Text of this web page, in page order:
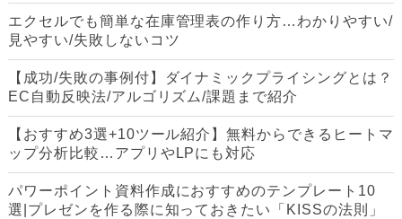
エクセルでも簡単な在庫管理表の作り方…わかりやすい/
見やすい/失敗しないコツ
【成功/失敗の事例付】ダイナミックプライシングとは？
EC自動反映法/アルゴリズム/課題まで紹介
【おすすめ3選+10ツール紹介】無料からできるヒートマ
ップ分析比較…アプリやLPにも対応
パワーポイント資料作成におすすめのテンプレート10
選|プレゼンを作る際に知っておきたい「KISSの法則」